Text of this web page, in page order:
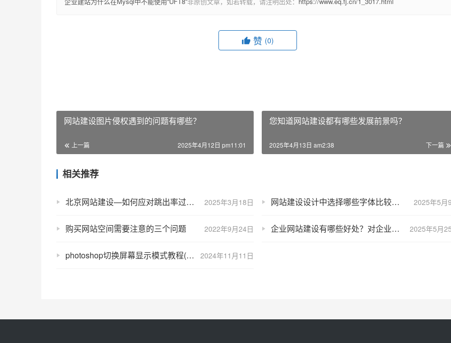
赞 (0)
网站建设图片侵权遇到的问题有哪些？
上一篇 2025年4月12日 pm11:01
您知道网站建设都有哪些发展前景吗？
下一篇
2025年4月13日 am2:38
相关推荐
2025年3月18日
北京网站建设—如何应对跳出率过高的问题？ 2025年5月
网站建设设计中选择哪些字体比较好？
2022年9月24日
购买网站空间需要注意的三个问题 2025年5月
企业网站建设有哪些好处？对企业业务发展有哪些意义
2024年11月11日
photoshop切换屏幕显示模式教程(胜过百度经验)